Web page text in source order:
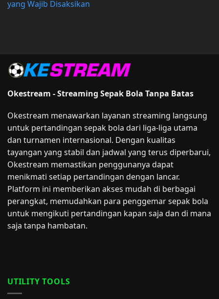
yang Wajib Disaksikan
Okestream - Streaming Sepak Bola Tanpa Batas
Okestream menawarkan layanan streaming langsung
untuk pertandingan sepak bola dari liga-liga utama
dan turnamen internasional. Dengan kualitas
tayangan yang stabil dan jadwal yang terus diperbarui,
Okestream memastikan penggunanya dapat
menikmati setiap pertandingan dengan lancar.
Platform ini memberikan akses mudah di berbagai
perangkat, memudahkan para penggemar sepak bola
untuk mengikuti pertandingan kapan saja dan di mana
saja tanpa hambatan.
UTILITY TOOLS